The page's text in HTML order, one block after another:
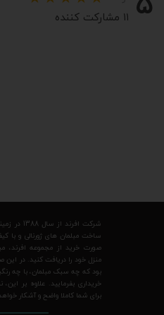
۱۱ مشارکت کننده
شرکت
ساخت مبلمان های ژورنالی و با
صورت خرید از مجموعه افرند،
منزل خود را دریافت کنید. در این
بود که چه سبک مبلمان، با چه
خریداری بفرمایید. علاوه بر
برای شما کاملا واضح و آشکار